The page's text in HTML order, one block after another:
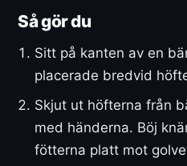
Så gör du
Sitt på kanten av en
placerade bredvid
Skjut ut höfterna från
med händerna. Böj
fötterna platt mot